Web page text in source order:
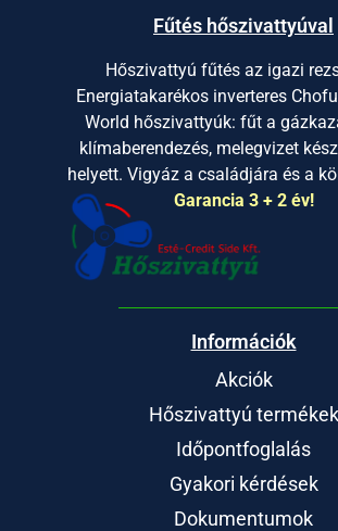
Fűtés hőszivattyúval
Hőszivattyú fűtés az igazi
Energiatakarékos inverteres
World hőszivattyúk: fűt a
klímaberendezés, melegvizet
helyett. Vigyáz a családjára és a
Garancia 3 + 2 év!
Információk
Akciók
Hőszivattyú termékek
Időpontfoglalás
Gyakori kérdések
Dokumentumok